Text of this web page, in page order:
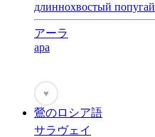
длиннохвостый попугай
アーラ
apa
♥
鶯のロシア語
サラヴェイ